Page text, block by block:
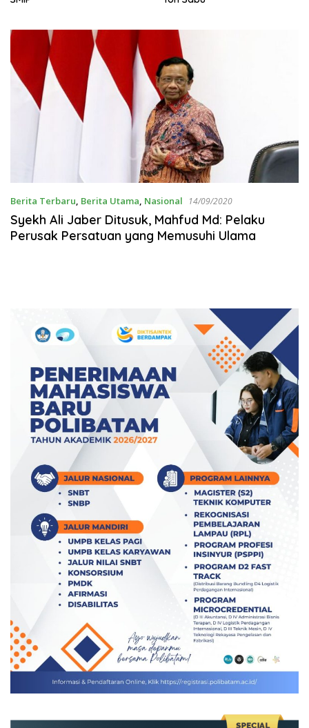
Berita Terbaru, Berita Utama, Nasional 14/09/2020
Syekh Ali Jaber Ditusuk, Mahfud Md: Pelaku
Perusak Persatuan yang Memusuhi Ulama